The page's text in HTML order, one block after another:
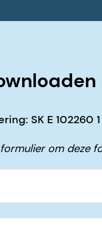
SK E 102260 1
om deze